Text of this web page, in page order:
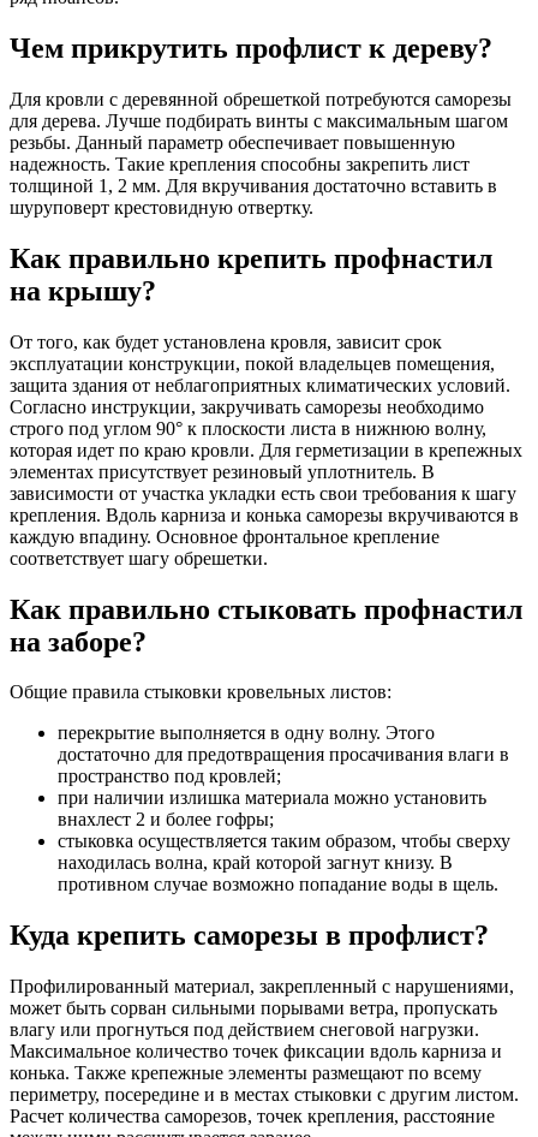
Чем прикрутить профлист к дереву?
Для кровли с деревянной обрешеткой потребуются саморезы
для дерева. Лучше подбирать винты с максимальным шагом
резьбы. Данный параметр обеспечивает повышенную
надежность. Такие крепления способны закрепить лист
толщиной 1, 2 мм. Для вкручивания достаточно вставить в
шуруповерт крестовидную отвертку.
Как правильно крепить профнастил
на крышу?
От того, как будет установлена кровля, зависит срок
эксплуатации конструкции, покой владельцев помещения,
защита здания от неблагоприятных климатических условий.
Согласно инструкции, закручивать саморезы необходимо
строго под углом 90° к плоскости листа в нижнюю волну,
которая идет по краю кровли. Для герметизации в крепежных
элементах присутствует резиновый уплотнитель. В
зависимости от участка укладки есть свои требования к шагу
крепления. Вдоль карниза и конька саморезы вкручиваются в
каждую впадину. Основное фронтальное крепление
соответствует шагу обрешетки.
Как правильно стыковать профнастил
на заборе?
Общие правила стыковки кровельных листов:
перекрытие выполняется в одну волну. Этого
достаточно для предотвращения просачивания влаги в
пространство под кровлей;
при наличии излишка материала можно установить
внахлест 2 и более гофры;
стыковка осуществляется таким образом, чтобы сверху
находилась волна, край которой загнут книзу. В
противном случае возможно попадание воды в щель.
Куда крепить саморезы в профлист?
Профилированный материал, закрепленный с нарушениями,
может быть сорван сильными порывами ветра, пропускать
влагу или прогнуться под действием снеговой нагрузки.
Максимальное количество точек фиксации вдоль карниза и
конька. Также крепежные элементы размещают по всему
периметру, посередине и в местах стыковки с другим листом.
Расчет количества саморезов, точек крепления, расстояние